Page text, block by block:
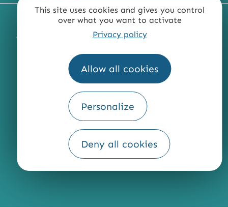
This site uses cookies and gives you control
over what you want to activate
Privacy policy
Allow all cookies
Personalize
Deny all cookies
MENTIONS LÉGALES PLAN DU SITE
ACCESSIBILITÉ : NON CONFORME
QUI SOMMES-NOUS ?
Fourni par
Traduction